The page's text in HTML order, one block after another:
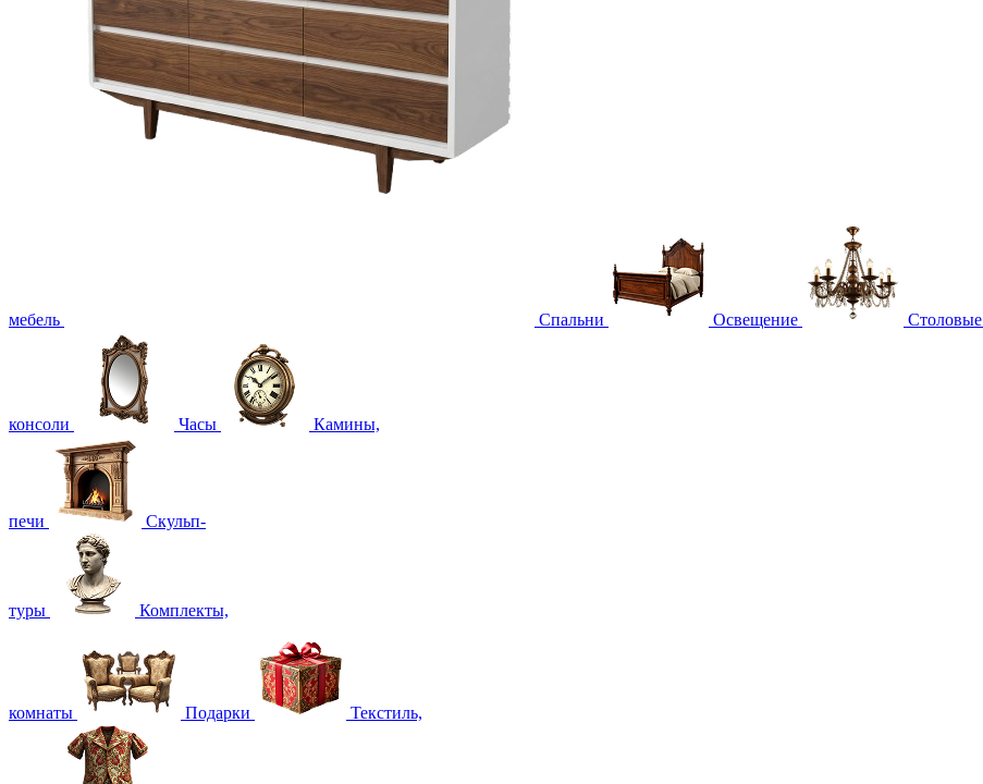
мебель Спальни Освещение Столовые
консоли Часы Камины,
печи Скульп-
туры Комплекты,
комнаты Подарки Текстиль,